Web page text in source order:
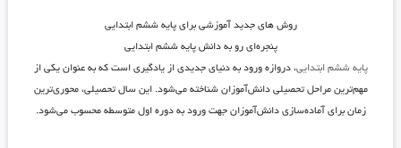
روش های جدید آموزشی برای پایه ششم ابتدایی
پنجره‌ای رو به دانش پایه ششم ابتدایی
پایه ششم ابتدایی، دروازه ورود به دنیای جدیدی از یادگیری است که به عنوان یکی از
مهم‌ترین مراحل تحصیلی دانش‌آموزان شناخته می‌شود. این سال تحصیلی، محوری‌ترین
زمان برای آماده‌سازی دانش‌آموزان جهت ورود به دوره اول متوسطه محسوب می‌شود.